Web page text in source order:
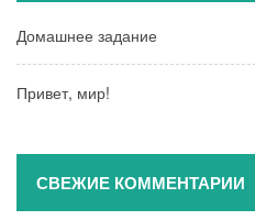
Домашнее задание
Привет, мир!
СВЕЖИЕ КОММЕНТАРИИ